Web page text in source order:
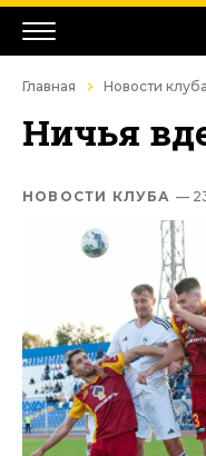
Главная Новости клуба
Ничья
НОВОСТИ КЛУБА —